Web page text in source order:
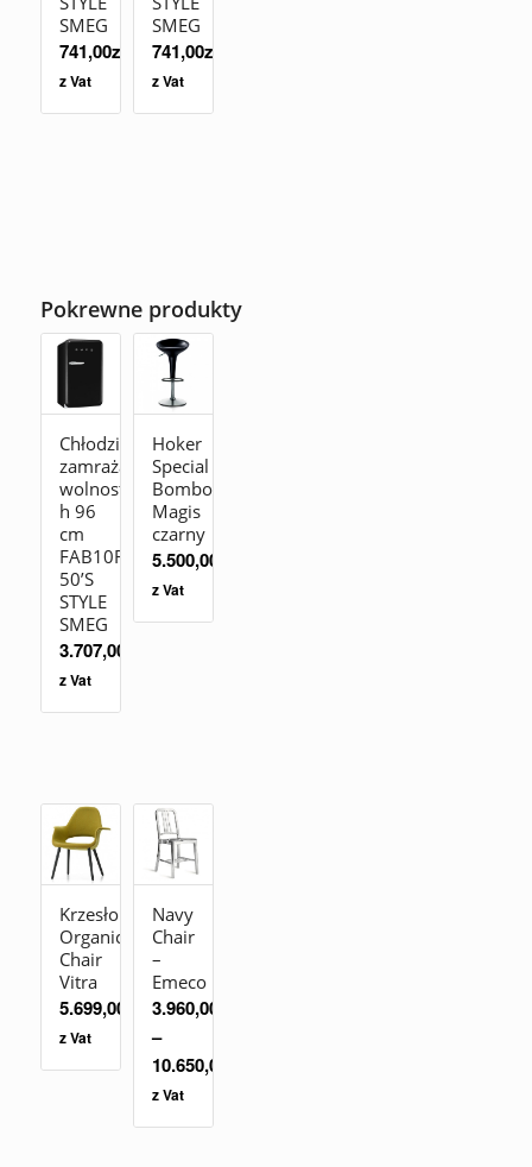
SMEG
741,00zł
z Vat
SMEG
741,00zł
z Vat
Pokrewne produkty
Chłodziarko-
zamrażarka
wolnostojąca
h 96
cm
FAB10RBL2
50’S
STYLE
SMEG
3.707,00
z Vat
Hoker
Special
Bombo
Magis
czarny
5.500,00
z Vat
Krzesło
Organic
Chair
Vitra
5.699,00
z Vat
Navy
Chair
–
Emeco
3.960,00
–
10.650,00
z Vat